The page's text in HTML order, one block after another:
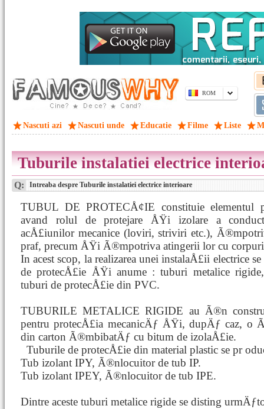
ROM
Nascuti azi Nascuti unde Educatie Filme Liste
Tuburile instalatiei electrice
Q: Intreaba despre Tuburile instalatiei electrice interioare
TUBUL DE PROTECÅ¢IE constituie elementul
avand rolul de protejare ÅŸi izolare a
acÅ£iunilor mecanice (loviri, striviri etc.),
praf, precum ÅŸi Ã®mpotriva atingerii lor cu
In acest scop, la realizarea unei instalaÅ£ii electrice
de protecÅ£ie ÅŸi anume : tuburi metalice
tuburi de protecÅ£ie din PVC.
TUBURILE METALICE RIGIDE au Ã®n
pentru protecÅ£ia mecanicÄƒ ÅŸi, dupÄƒ caz, o
din carton Ã®mbibatÄƒ cu bitum de izolaÅ£ie.
Tuburile de protecÅ£ie din material plastic se pr
Tub izolant IPY, Ã®nlocuitor de tub IP.
Tub izolant IPEY, Ã®nlocuitor de tub IPE.
Dintre aceste tuburi metalice rigide se disting